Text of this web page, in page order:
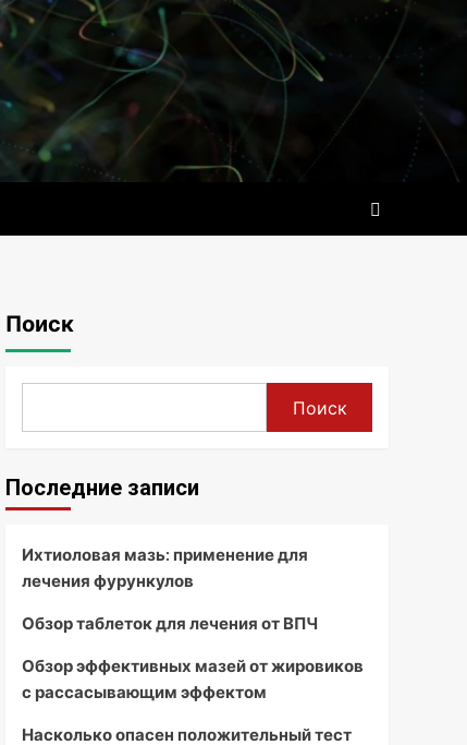
Поиск
Поиск
Последние записи
Ихтиоловая мазь: применение для
лечения фурункулов
Обзор таблеток для лечения от ВПЧ
Обзор эффективных мазей от жировиков
с рассасывающим эффектом
Насколько опасен положительный тест